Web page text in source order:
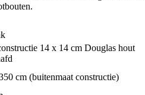
14 x 14 cm Douglas hout
cm (buitenmaat constructie)